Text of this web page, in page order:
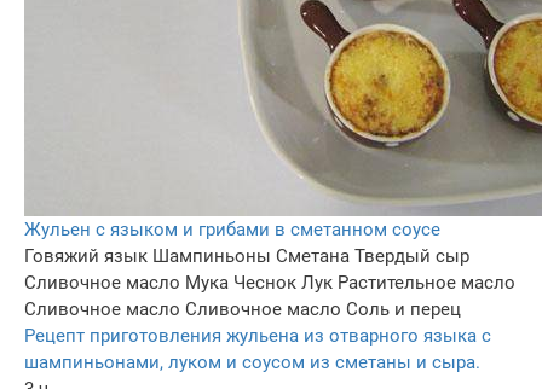
Жульен с языком и грибами в сметанном соусе
Говяжий язык Шампиньоны Сметана Твердый сыр
Сливочное масло Мука Чеснок Лук Растительное масло
Сливочное масло Сливочное масло Соль и перец
Рецепт приготовления жульена из отварного языка с
шампиньонами, луком и соусом из сметаны и сыра.